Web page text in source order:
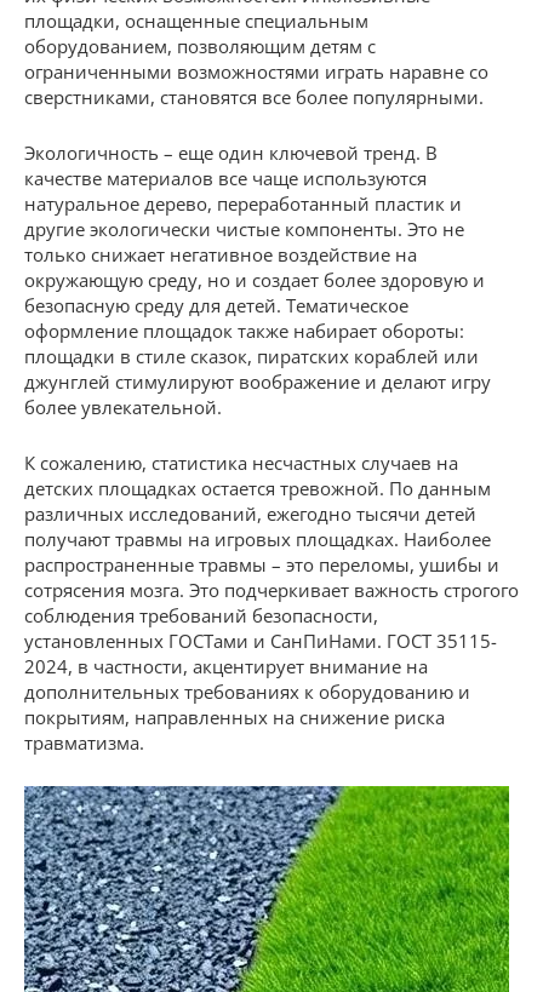
площадки, оснащенные специальным
оборудованием, позволяющим детям с
ограниченными возможностями играть наравне со
сверстниками, становятся все более популярными.
Экологичность – еще один ключевой тренд. В
качестве материалов все чаще используются
натуральное дерево, переработанный пластик и
другие экологически чистые компоненты. Это не
только снижает негативное воздействие на
окружающую среду, но и создает более здоровую и
безопасную среду для детей. Тематическое
оформление площадок также набирает обороты:
площадки в стиле сказок, пиратских кораблей или
джунглей стимулируют воображение и делают игру
более увлекательной.
К сожалению, статистика несчастных случаев на
детских площадках остается тревожной. По данным
различных исследований, ежегодно тысячи детей
получают травмы на игровых площадках. Наиболее
распространенные травмы – это переломы, ушибы и
сотрясения мозга. Это подчеркивает важность строгого
соблюдения требований безопасности,
установленных ГОСТами и СанПиНами. ГОСТ 35115-
2024, в частности, акцентирует внимание на
дополнительных требованиях к оборудованию и
покрытиям, направленных на снижение риска
травматизма.